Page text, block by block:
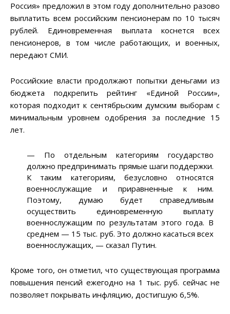
Россия» предложил в этом году дополнительно разово
выплатить всем российским пенсионерам по 10 тысяч
рублей. Единовременная выплата коснется всех
пенсионеров, в том числе работающих, и военных,
передают СМИ.
Российские власти продолжают попытки деньгами из
бюджета подкрепить рейтинг «Единой России»,
которая подходит к сентябрьским думским выборам с
минимальным уровнем одобрения за последние 15
лет.
— По отдельным категориям государство
должно предпринимать прямые шаги поддержки.
К таким категориям, безусловно относятся
военнослужащие и приравненные к ним.
Поэтому, думаю будет справедливым
осуществить единовременную выплату
военнослужащим по результатам этого года. В
среднем — 15 тыс. руб. Это должно касаться всех
военнослужащих, — сказал Путин.
Кроме того, он отметил, что существующая программа
повышения пенсий ежегодно на 1 тыс. руб. сейчас не
позволяет покрывать инфляцию, достигшую 6,5%.